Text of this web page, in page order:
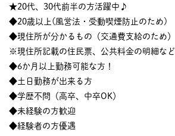
★20代、30代前半の方活躍中♪
◆20歳以上(風営法・受動喫煙防止のため)
◆現住所が分かるもの（交通費支給のため）
※現住所記載の住民票、公共料金の明細など
◆6か月以上勤務可能な方！
◆土日勤務が出来る方
◆学歴不問（高卒、中卒OK）
◆未経験の方歓迎
◆経験者の方優遇